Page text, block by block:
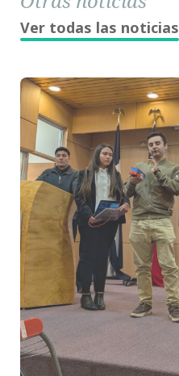
Ver todas las noticias